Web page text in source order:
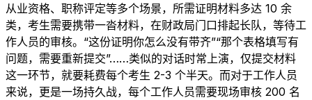
从业资格、职称评定等多个场景，所需证明材料多达 10 余
类，考生需要携带一沓材料，在财政局门口排起长队，等待工
作人员的审核。“这份证明你怎么没有带齐”“那个表格填写有
问题，需要重新提交”……类似的对话时常上演，仅提交材料
这一环节，就要耗费每个考生 2-3 个半天。而对于工作人员
来说，更是一场持久战，每个工作人员需要现场审核 200 名